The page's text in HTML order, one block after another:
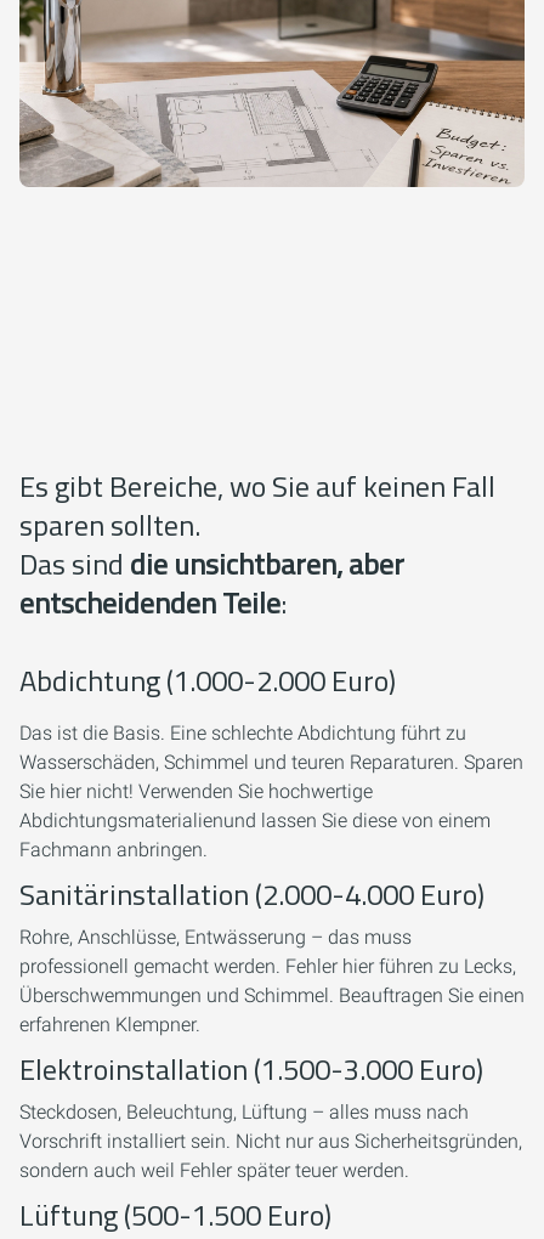
Es gibt Bereiche, wo Sie auf keinen Fall
sparen sollten.
Das sind die unsichtbaren, aber
entscheidenden Teile:
Abdichtung (1.000-2.000 Euro)
Das ist die Basis. Eine schlechte Abdichtung führt zu
Wasserschäden, Schimmel und teuren Reparaturen. Sparen
Sie hier nicht! Verwenden Sie hochwertige
Abdichtungsmaterialienund lassen Sie diese von einem
Fachmann anbringen.
Sanitärinstallation (2.000-4.000 Euro)
Rohre, Anschlüsse, Entwässerung – das muss
professionell gemacht werden. Fehler hier führen zu Lecks,
Überschwemmungen und Schimmel. Beauftragen Sie einen
erfahrenen Klempner.
Elektroinstallation (1.500-3.000 Euro)
Steckdosen, Beleuchtung, Lüftung – alles muss nach
Vorschrift installiert sein. Nicht nur aus Sicherheitsgründen,
sondern auch weil Fehler später teuer werden.
Lüftung (500-1.500 Euro)